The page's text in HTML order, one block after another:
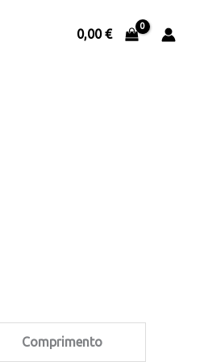
0,00€
Comprimento